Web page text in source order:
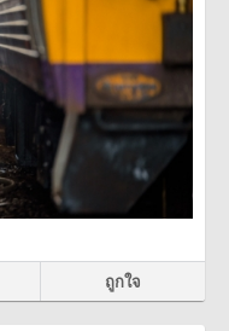
ถูกใจ